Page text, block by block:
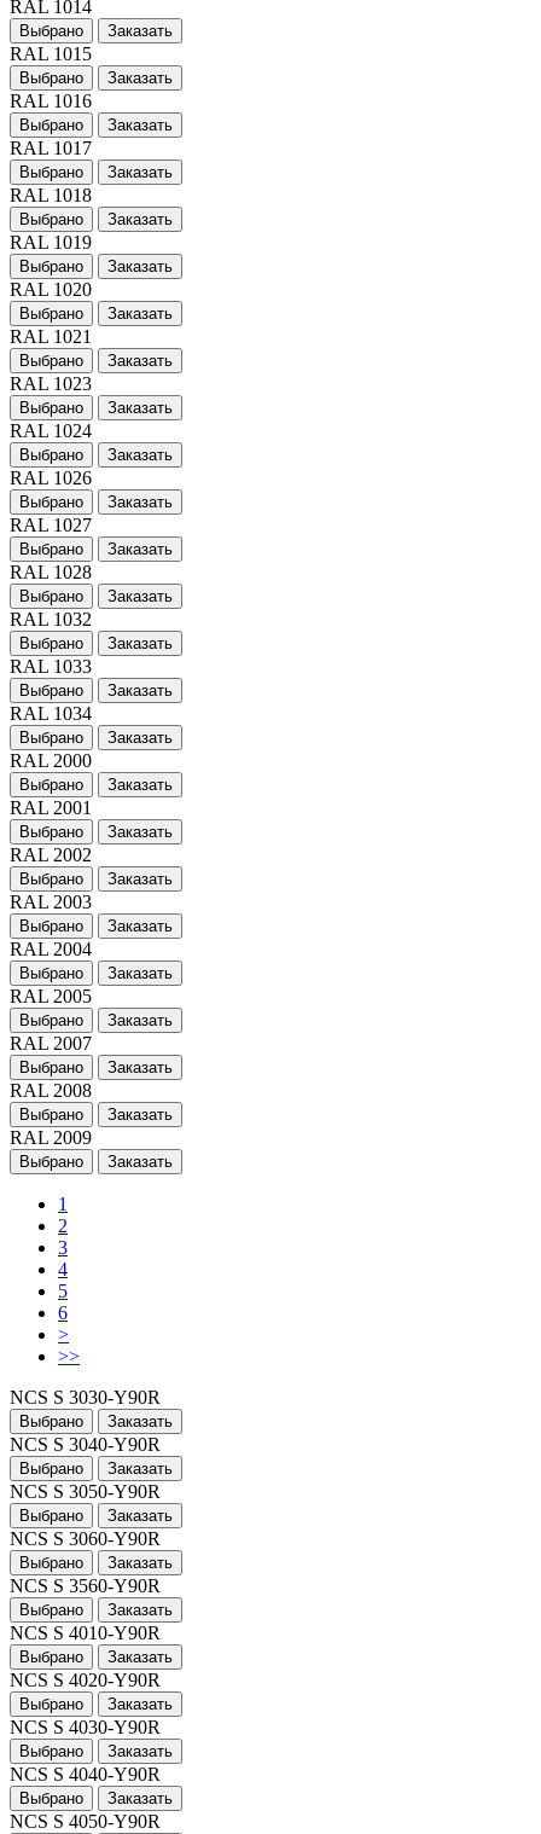
RAL 1014
Выбрано Заказать
RAL 1015
Выбрано Заказать
RAL 1016
Выбрано Заказать
RAL 1017
Выбрано Заказать
RAL 1018
Выбрано Заказать
RAL 1019
Выбрано Заказать
RAL 1020
Выбрано Заказать
RAL 1021
Выбрано Заказать
RAL 1023
Выбрано Заказать
RAL 1024
Выбрано Заказать
RAL 1026
Выбрано Заказать
RAL 1027
Выбрано Заказать
RAL 1028
Выбрано Заказать
RAL 1032
Выбрано Заказать
RAL 1033
Выбрано Заказать
RAL 1034
Выбрано Заказать
RAL 2000
Выбрано Заказать
RAL 2001
Выбрано Заказать
RAL 2002
Выбрано Заказать
RAL 2003
Выбрано Заказать
RAL 2004
Выбрано Заказать
RAL 2005
Выбрано Заказать
RAL 2007
Выбрано Заказать
RAL 2008
Выбрано Заказать
RAL 2009
Выбрано Заказать
1
2
3
4
5
6
>
>>
NCS S 3030-Y90R
Выбрано Заказать
NCS S 3040-Y90R
Выбрано Заказать
NCS S 3050-Y90R
Выбрано Заказать
NCS S 3060-Y90R
Выбрано Заказать
NCS S 3560-Y90R
Выбрано Заказать
NCS S 4010-Y90R
Выбрано Заказать
NCS S 4020-Y90R
Выбрано Заказать
NCS S 4030-Y90R
Выбрано Заказать
NCS S 4040-Y90R
Выбрано Заказать
NCS S 4050-Y90R